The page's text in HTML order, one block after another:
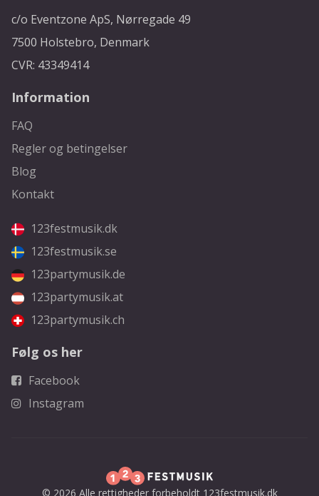
c/o Eventzone ApS, Nørregade 49
7500 Holstebro, Denmark
CVR: 43349414
Information
FAQ
Regler og betingelser
Blog
Kontakt
123festmusik.dk
123festmusik.se
123partymusik.de
123partymusik.at
123partymusik.ch
Følg os her
Facebook
Instagram
© 2026 Alle rettigheder forbeholdt 123festmusik.dk